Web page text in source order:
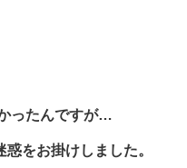
ったんですが…
をお掛けしました。